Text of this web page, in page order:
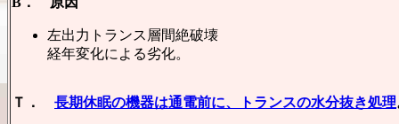
左出力トランス層間絶破壊
経年変化による劣化。
Ｔ． 長期休眠の機器は通電前に、トランスの水分抜き処理